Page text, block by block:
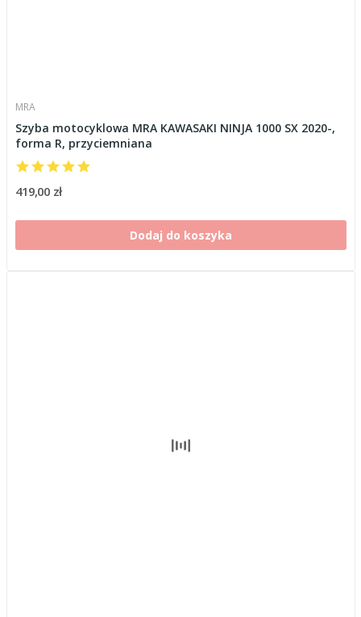
MRA
Szyba motocyklowa MRA KAWASAKI NINJA 1000 SX 2020-,
forma R, przyciemniana
419,00 zł
Dodaj do koszyka